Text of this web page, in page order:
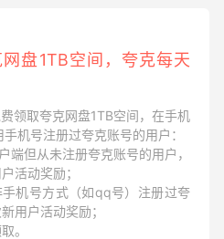
盘1TB空间，夸克每天
领取夸克网盘1TB空间，在手机
机号注册过夸克账号的用户：
端但从未注册夸克账号的用户，
活动奖励；
机号方式（如qq号）注册过夸
用户活动奖励；
。